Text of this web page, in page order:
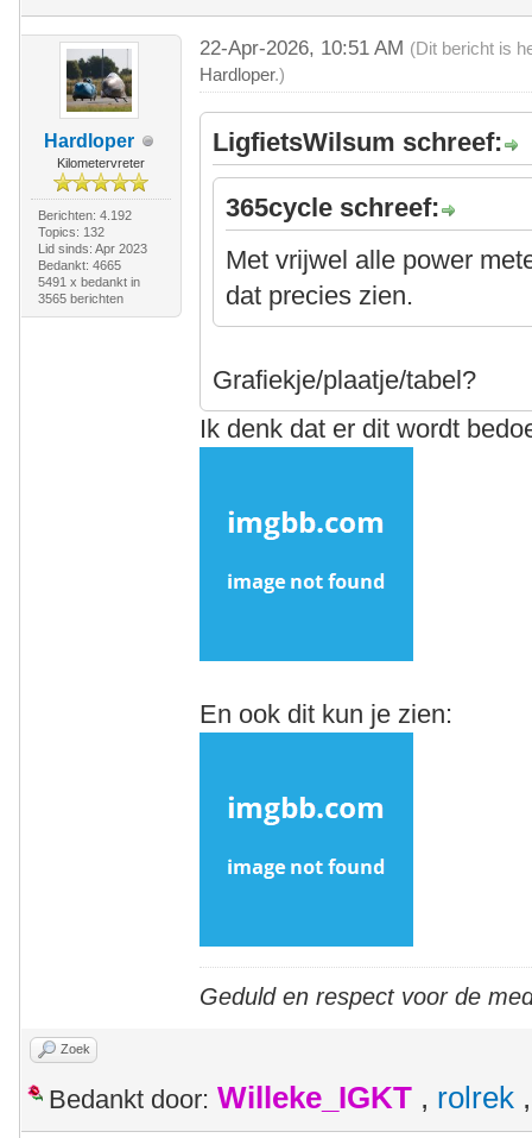
Hardloper
Kilometervreter
Berichten: 4.192
Topics: 132
Lid sinds: Apr 2023
Bedankt: 4665
5491 x bedankt in
3565 berichten
22-Apr-2026, 10:51 AM (Dit bericht is
Hardloper.)
LigfietsWilsum schreef:
365cycle schreef:
Met vrijwel alle power
dat precies zien.
Grafiekje/plaatje/tabel?
Ik denk dat er dit wordt
En ook dit kun je zien:
Geduld en respect voor de
Zoek
Bedankt door: Willeke_IGKT , rolrek